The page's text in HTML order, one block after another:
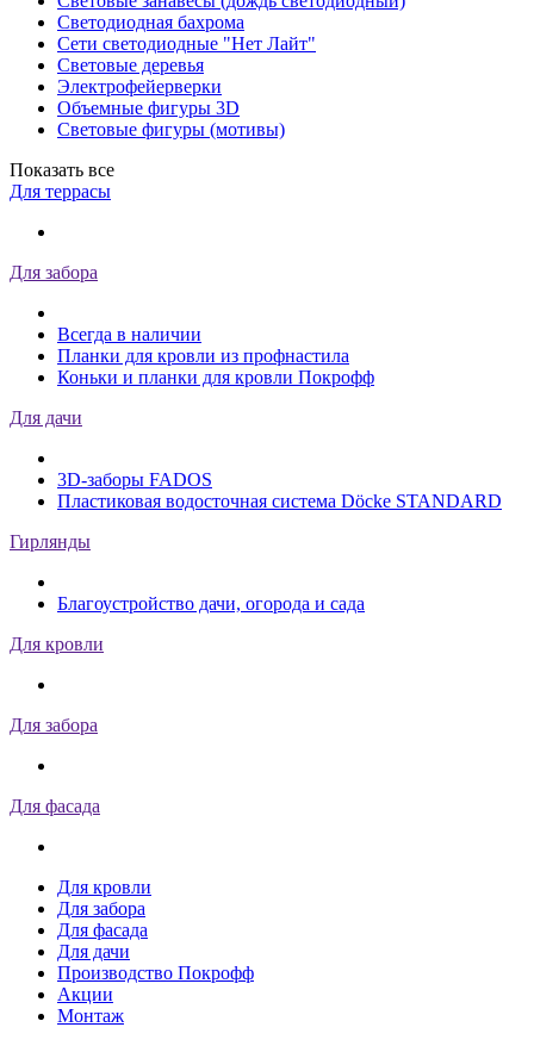
Светодиодная бахрома
Сети светодиодные "Нет Лайт"
Световые деревья
Электрофейерверки
Объемные фигуры 3D
Световые фигуры (мотивы)
Показать все
Для террасы
Для забора
Всегда в наличии
Планки для кровли из профнастила
Коньки и планки для кровли Покрофф
Для дачи
3D-заборы FADOS
Пластиковая водосточная система Döcke STANDARD
Гирлянды
Благоустройство дачи, огорода и сада
Для кровли
Для забора
Для фасада
Для кровли
Для забора
Для фасада
Для дачи
Производство Покрофф
Акции
Монтаж